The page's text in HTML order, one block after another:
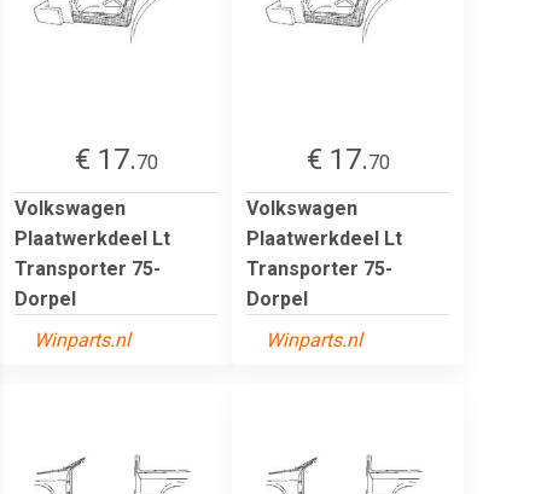
€ 17.70
Volkswagen
Plaatwerkdeel Lt
Transporter 75-
Dorpel
Winparts.nl
€ 17.70
Volkswagen
Plaatwerkdeel Lt
Transporter 75-
Dorpel
Winparts.nl